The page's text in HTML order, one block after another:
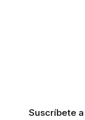
Suscríbete